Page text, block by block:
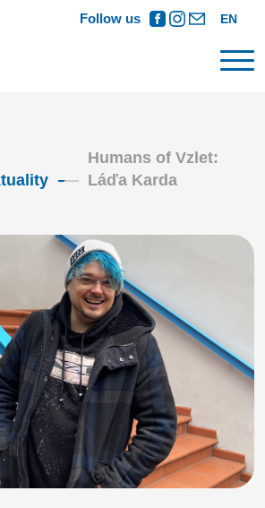
Follow us EN
Humans of Vzlet:
Láďa Karda